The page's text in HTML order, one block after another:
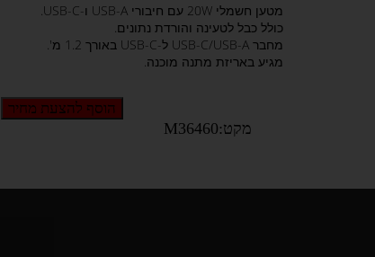
מטען חשמלי 20W עם חיבורי USB-A ו-USB-C.
כולל כבל לטעינה והורדת נתונים.
מחבר USB-C/USB-A ל-USB-C באורך 1.2 מ'.
מגיע באריזת מתנה מוכנה.
מקט:M36460
הוסף להצעת מחיר